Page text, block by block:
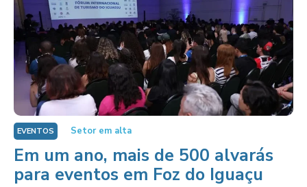
EVENTOS Setor em alta
Em um ano, mais de 500 alvarás
para eventos em Foz do Iguaçu